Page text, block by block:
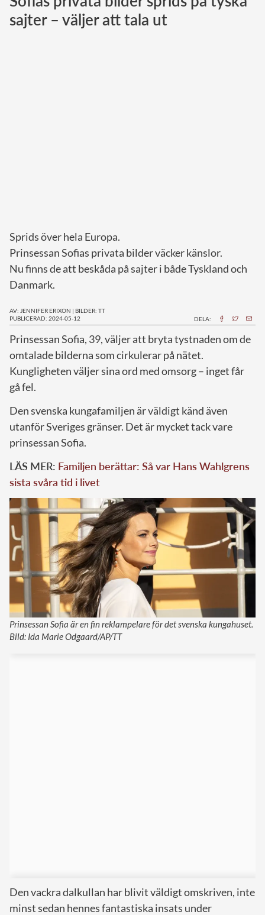
Norska kungahuset
sajter – väljer att tala ut
Sprids över hela Europa.
Prinsessan Sofias privata bilder väcker känslor.
Nu finns de att beskåda på sajter i både Tyskland och
Danmark.
AV: JENNIFER ERIXON | BILDER: TT
PUBLICERAD: 2024-05-12
DELA:
Prinsessan Sofia, 39, väljer att bryta tystnaden om de
omtalade bilderna som cirkulerar på nätet.
Kungligheten väljer sina ord med omsorg – inget får
gå fel.
Den svenska kungafamiljen är väldigt känd även
utanför Sveriges gränser. Det är mycket tack vare
prinsessan Sofia.
LÄS MER: Familjen berättar: Så var Hans Wahlgrens
sista svåra tid i livet
Prinsessan Sofia är en fin reklampelare för det svenska kungahuset.
Bild: Ida Marie Odgaard/AP/TT
Den vackra dalkullan har blivit väldigt omskriven, inte
minst sedan hennes fantastiska insats under